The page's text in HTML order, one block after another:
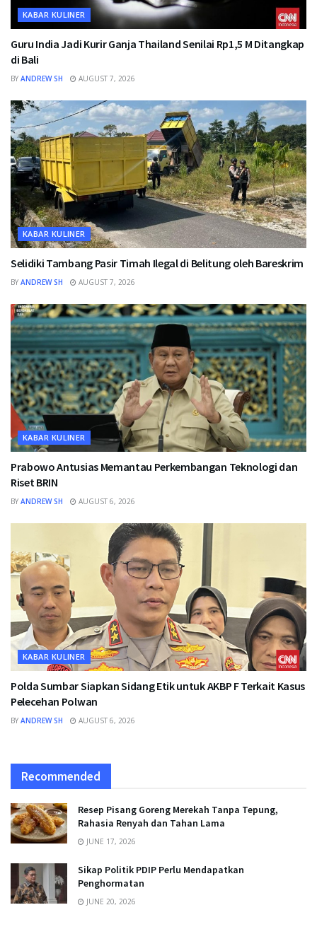
KABAR KULINER
Guru India Jadi Kurir Ganja Thailand Senilai Rp1,5 M Ditangkap
di Bali
BY ANDREW SH AUGUST 7, 2026
KABAR KULINER
Selidiki Tambang Pasir Timah Ilegal di Belitung oleh Bareskrim
BY ANDREW SH AUGUST 7, 2026
KABAR KULINER
Prabowo Antusias Memantau Perkembangan Teknologi dan
Riset BRIN
BY ANDREW SH AUGUST 6, 2026
KABAR KULINER
Polda Sumbar Siapkan Sidang Etik untuk AKBP F Terkait Kasus
Pelecehan Polwan
BY ANDREW SH AUGUST 6, 2026
Recommended
Resep Pisang Goreng Merekah Tanpa Tepung,
Rahasia Renyah dan Tahan Lama
JUNE 17, 2026
Sikap Politik PDIP Perlu Mendapatkan
Penghormatan
JUNE 20, 2026